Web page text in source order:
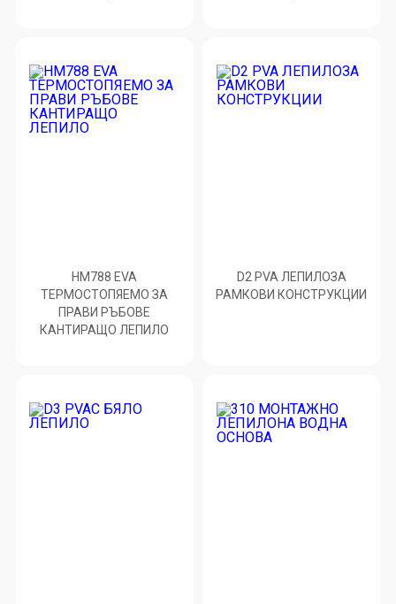
HM788 EVA
ТЕРМОСТОПЯЕМО ЗА
ПРАВИ РЪБОВЕ
КАНТИРАЩО ЛЕПИЛО
D2 PVA ЛЕПИЛОЗА
РАМКОВИ КОНСТРУКЦИИ